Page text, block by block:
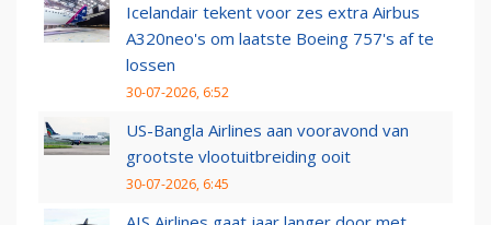
Icelandair tekent voor zes extra Airbus
A320neo's om laatste Boeing 757's af te
lossen
30-07-2026, 6:52
US-Bangla Airlines aan vooravond van
grootste vlootuitbreiding ooit
30-07-2026, 6:45